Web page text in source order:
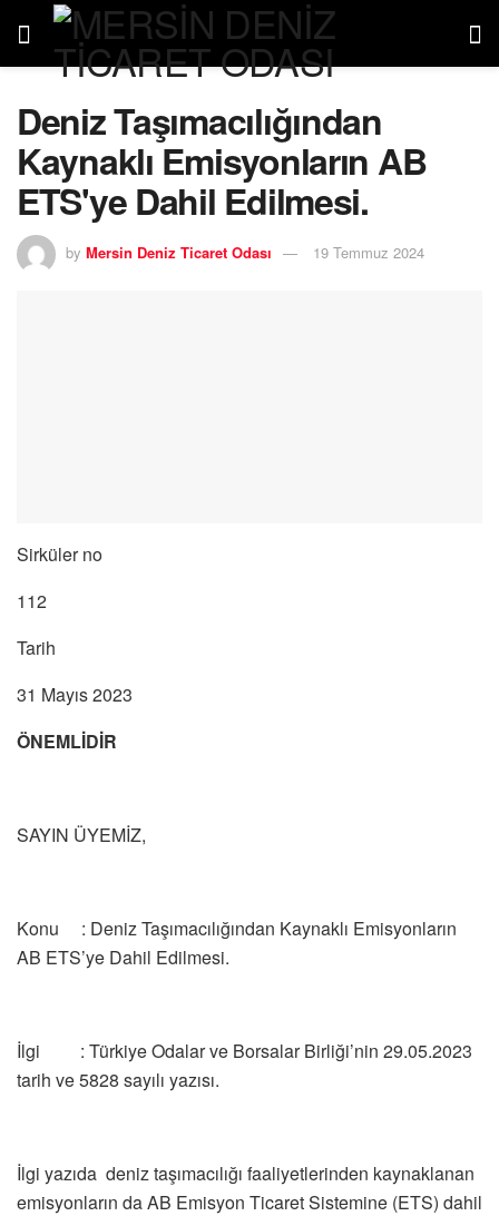
Deniz Taşımacılığından
Kaynaklı Emisyonların AB
ETS'ye Dahil Edilmesi.
by Mersin Deniz Ticaret Odası 19 Temmuz 2024
Sirküler no
112
Tarih
31 Mayıs 2023
ÖNEMLİDİR
SAYIN ÜYEMİZ,
Konu : Deniz Taşımacılığından Kaynaklı Emisyonların
AB ETS’ye Dahil Edilmesi.
İlgi : Türkiye Odalar ve Borsalar Birliği’nin 29.05.2023
tarih ve 5828 sayılı yazısı.
İlgi yazıda deniz taşımacılığı faaliyetlerinden kaynaklanan
emisyonların da AB Emisyon Ticaret Sistemine (ETS) dahil